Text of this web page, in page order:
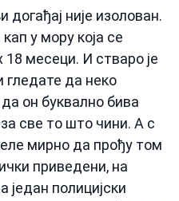
није изолован.
у мору која се
месеци. И стваро је
да неко
он буквално бива
све то што чини. А с
мирно да прођу том
приведени, на
један полицијски